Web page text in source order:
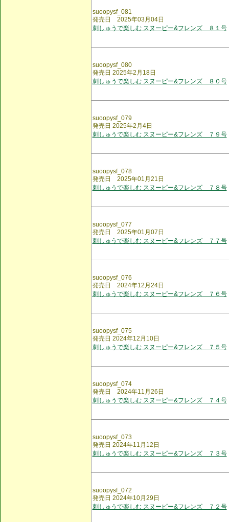
suoopysf_081
発売日 2025年03月04日
刺しゅうで楽しむ スヌーピー&フレンズ ８１号
suoopysf_080
発売日 2025年2月18日
刺しゅうで楽しむ スヌーピー&フレンズ ８０号
suoopysf_079
発売日 2025年2月4日
刺しゅうで楽しむ スヌーピー&フレンズ ７９号
suoopysf_078
発売日 2025年01月21日
刺しゅうで楽しむ スヌーピー&フレンズ ７８号
suoopysf_077
発売日 2025年01月07日
刺しゅうで楽しむ スヌーピー&フレンズ ７７号
suoopysf_076
発売日 2024年12月24日
刺しゅうで楽しむ スヌーピー&フレンズ ７６号
suoopysf_075
発売日 2024年12月10日
刺しゅうで楽しむ スヌーピー&フレンズ ７５号
suoopysf_074
発売日 2024年11月26日
刺しゅうで楽しむ スヌーピー&フレンズ ７４号
suoopysf_073
発売日 2024年11月12日
刺しゅうで楽しむ スヌーピー&フレンズ ７３号
suoopysf_072
発売日 2024年10月29日
刺しゅうで楽しむ スヌーピー&フレンズ ７２号